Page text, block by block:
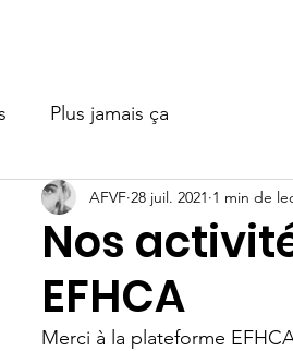
Plus jamais ça
Nos
EFHCA
AFVF 28 juil. 2021 1 min de
Merci à la plateforme